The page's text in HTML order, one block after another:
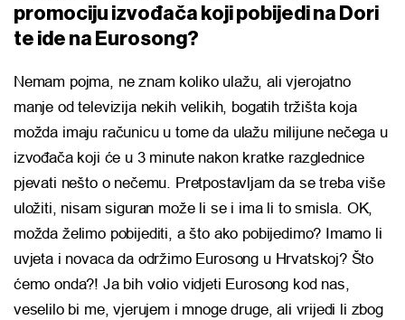
promociju izvođača koji pobijedi na Dori
te ide na Eurosong?
Nemam pojma, ne znam koliko ulažu, ali vjerojatno
manje od televizija nekih velikih, bogatih tržišta koja
možda imaju računicu u tome da ulažu milijune nečega u
izvođača koji će u 3 minute nakon kratke razglednice
pjevati nešto o nečemu. Pretpostavljam da se treba više
uložiti, nisam siguran može li se i ima li to smisla. OK,
možda želimo pobijediti, a što ako pobijedimo? Imamo li
uvjeta i novaca da održimo Eurosong u Hrvatskoj? Što
ćemo onda?! Ja bih volio vidjeti Eurosong kod nas,
veselilo bi me, vjerujem i mnoge druge, ali vrijedi li zbog